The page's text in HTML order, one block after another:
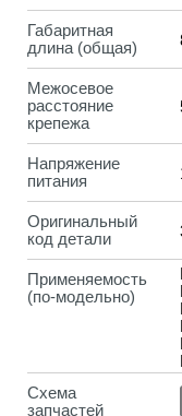
Габаритная
длина (общая)
Межосевое
расстояние
крепежа
Напряжение
питания
Оригинальный
код детали
Применяемость
(по-модельно)
Схема
запчастей